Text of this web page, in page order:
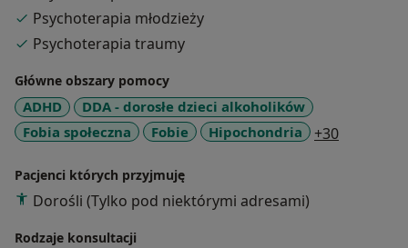
Psychoterapia młodzieży
Psychoterapia traumy
Główne obszary pomocy
ADHD
DDA - dorosłe dzieci alkoholików
Fobia społeczna
Fobie Hipochondria +30
Pacjenci których przyjmuję
Dorośli (Tylko pod niektórymi adresami)
Rodzaje konsultacji